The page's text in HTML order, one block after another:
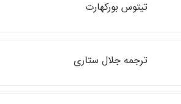
تيتوس بوركهارت
ترجمه جلال ستاري